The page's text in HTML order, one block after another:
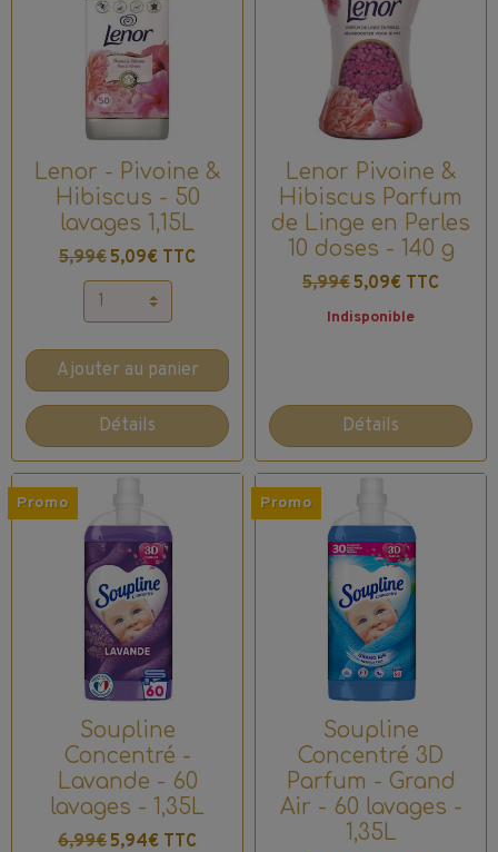
Lenor - Pivoine &
Hibiscus - 50
lavages 1,15L
5,99€5,09€ TTC
Ajouter au panier
Détails
Lenor Pivoine &
Hibiscus Parfum
de Linge en Perles
10 doses - 140 g
5,99€5,09€ TTC
Indisponible
Détails
Promo
Soupline
Concentré -
Lavande - 60
lavages - 1,35L
6,99€5,94€ TTC
Promo
Soupline
Concentré 3D
Parfum - Grand
Air - 60 lavages -
1,35L